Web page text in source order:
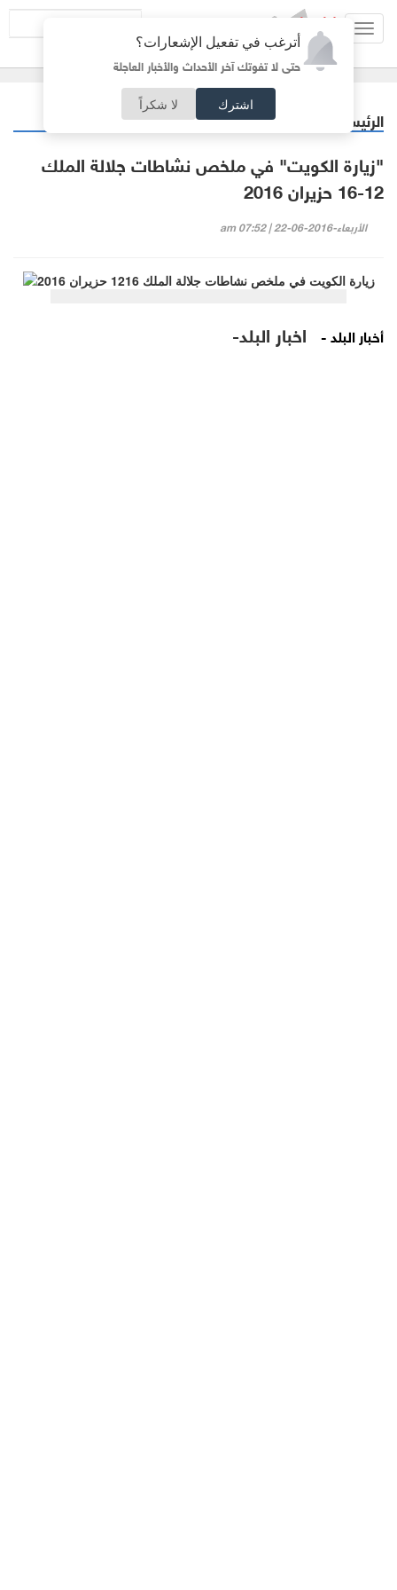
أترغب في تفعيل الإشعارات؟
حتى لا تفوتك آخر الأحداث والأخبار العاجلة
اشترك لا شكراً
الرئيسية فيديو البلد
"زيارة الكويت" في ملخص نشاطات جلالة الملك
12-16 حزيران 2016
الأربعاء-2016-06-22 | 07:52 am
أخبار البلد - اخبار البلد-